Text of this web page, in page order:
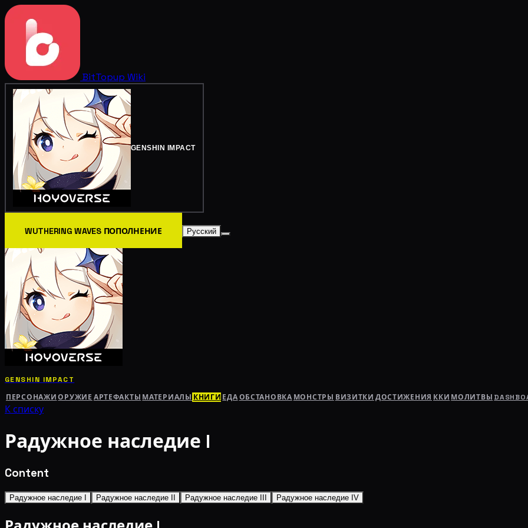
BitTopup Wiki
GENSHIN IMPACT
WUTHERING WAVES ПОПОЛНЕНИЕ Русский
GENSHIN IMPACT
ПЕРСОНАЖИ ОРУЖИЕ АРТЕФАКТЫ МАТЕРИАЛЫ КНИГИ ЕДАОБСТАНОВКА МОНСТРЫ ВИЗИТКИ ДОСТИЖЕНИЯ ККИ МОЛИТВЫ
К списку
Радужное наследие I
Content
Радужное наследие I Радужное наследие II Радужное наследие III Радужное наследие IV